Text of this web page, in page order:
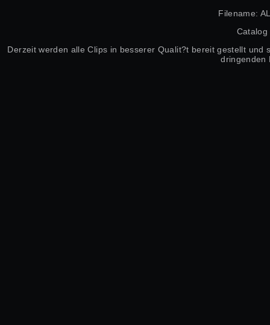
Filename:
Catalog
Derzeit werden alle Clips in besserer Qualit?t bereit gestellt
dringenden